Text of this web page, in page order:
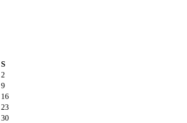
S
2
9
16
23
30